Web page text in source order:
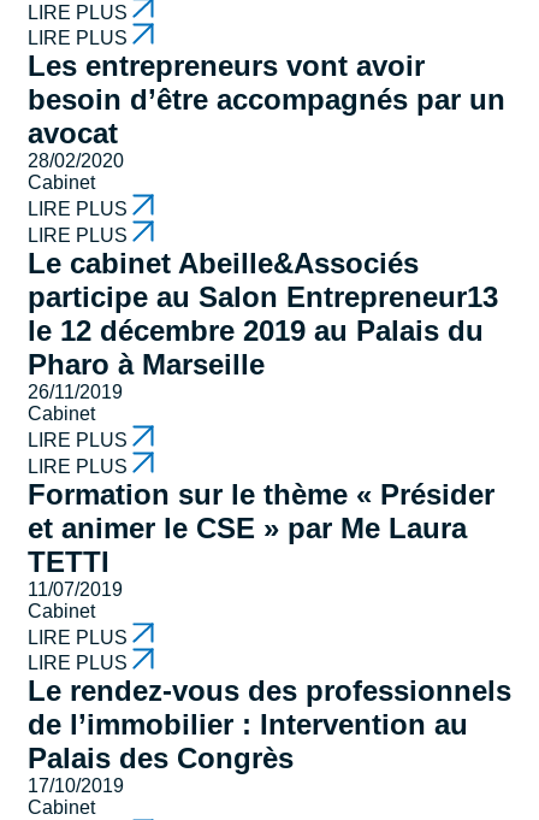
LIRE PLUS
LIRE PLUS
Les entrepreneurs vont avoir
besoin d’être accompagnés par un
avocat
28/02/2020
Cabinet
LIRE PLUS
LIRE PLUS
Le cabinet Abeille&Associés
participe au Salon Entrepreneur13
le 12 décembre 2019 au Palais du
Pharo à Marseille
26/11/2019
Cabinet
LIRE PLUS
LIRE PLUS
Formation sur le thème « Présider
et animer le CSE » par Me Laura
TETTI
11/07/2019
Cabinet
LIRE PLUS
LIRE PLUS
Le rendez-vous des professionnels
de l’immobilier : Intervention au
Palais des Congrès
17/10/2019
Cabinet